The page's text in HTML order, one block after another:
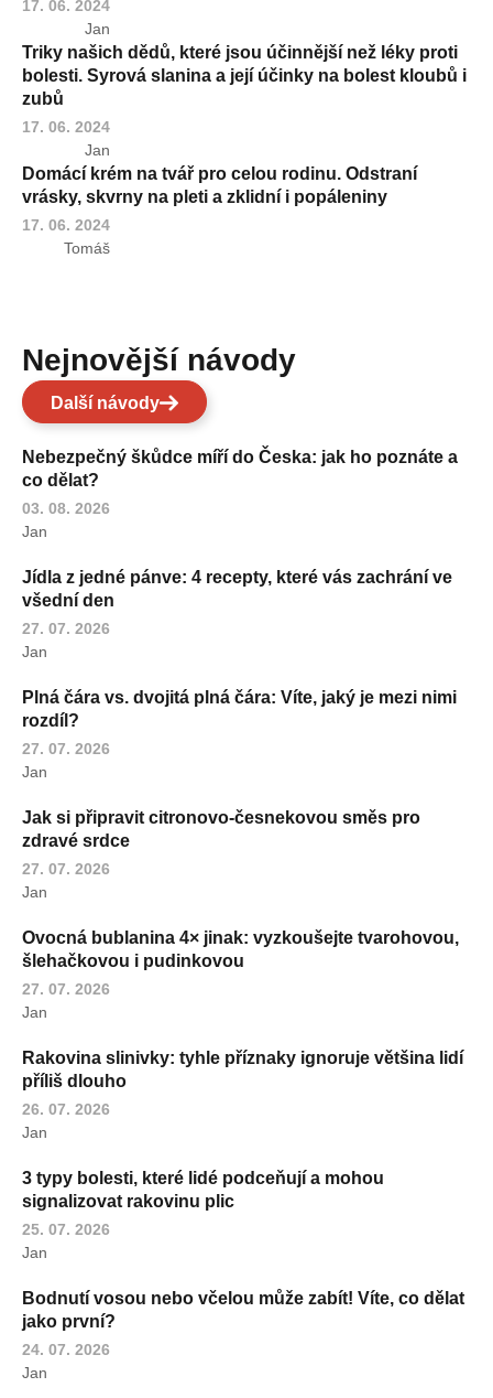
17. 06. 2024
Jan
Triky našich dědů, které jsou účinnější než léky proti
bolesti. Syrová slanina a její účinky na bolest kloubů i
zubů
17. 06. 2024
Jan
Domácí krém na tvář pro celou rodinu. Odstraní
vrásky, skvrny na pleti a zklidní i popáleniny
17. 06. 2024
Tomáš
Nejnovější návody
Další návody
Nebezpečný škůdce míří do Česka: jak ho poznáte a
co dělat?
03. 08. 2026
Jan
Jídla z jedné pánve: 4 recepty, které vás zachrání ve
všední den
27. 07. 2026
Jan
Plná čára vs. dvojitá plná čára: Víte, jaký je mezi nimi
rozdíl?
27. 07. 2026
Jan
Jak si připravit citronovo-česnekovou směs pro
zdravé srdce
27. 07. 2026
Jan
Ovocná bublanina 4× jinak: vyzkoušejte tvarohovou,
šlehačkovou i pudinkovou
27. 07. 2026
Jan
Rakovina slinivky: tyhle příznaky ignoruje většina lidí
příliš dlouho
26. 07. 2026
Jan
3 typy bolesti, které lidé podceňují a mohou
signalizovat rakovinu plic
25. 07. 2026
Jan
Bodnutí vosou nebo včelou může zabít! Víte, co dělat
jako první?
24. 07. 2026
Jan